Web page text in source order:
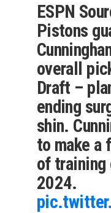
ESPN
Pistons
overall
Draft –
ending
shin.
to make a
of training
2024.